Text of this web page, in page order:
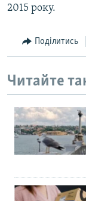
2015 року.
Поділитись
Читайте